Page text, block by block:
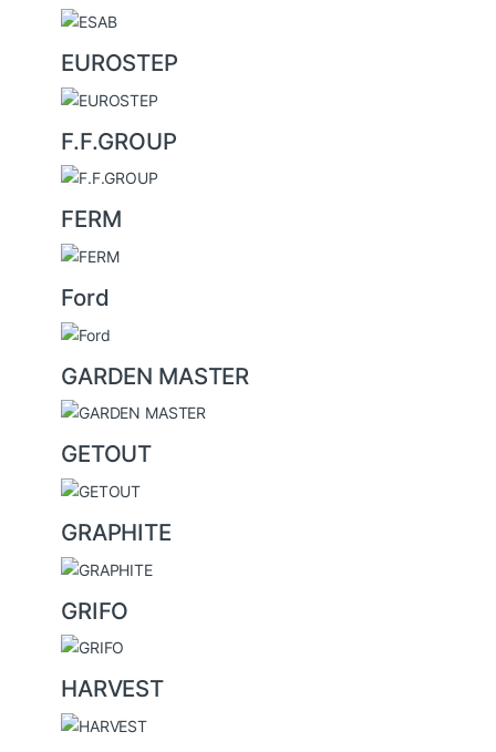
EUROSTEP
F.F.GROUP
FERM
Ford
GARDEN MASTER
GETOUT
GRAPHITE
GRIFO
HARVEST